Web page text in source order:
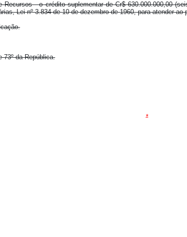
- o crédito suplementar de Cr$ 630.000.000,00
Lei nº 3.834 de 10 de dezembro de 1960, para atender
73º da República.
*